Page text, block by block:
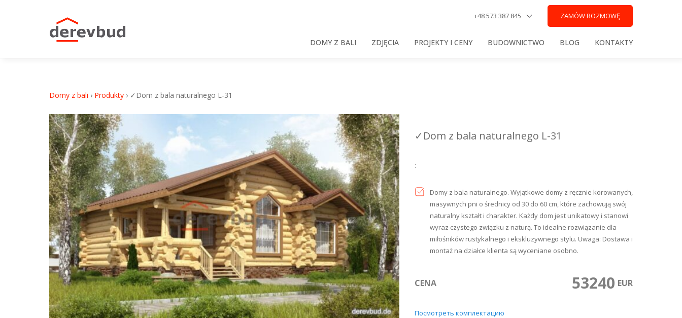
+48 573 387 845 ZAMÓW ROZMOWĘ
DOMY Z BALI ZDJĘCIA PROJEKTY I CENY BUDOWNICTWO BLOG KONTAKTY
Domy z bali › Produkty › ✓Dom z bala naturalnego L-31
✓Dom z bala naturalnego L-31
:
Domy z bala naturalnego. Wyjątkowe domy z ręcznie korowanych,
masywnych pni o średnicy od 30 do 60 cm, które zachowują swój
naturalny kształt i charakter. Każdy dom jest unikatowy i stanowi
wyraz czystego związku z naturą. To idealne rozwiązanie dla
miłośników rustykalnego i ekskluzywnego stylu. Uwaga: Dostawa i
montaż na działce klienta są wyceniane osobno.
CENA 53240 EUR
Посмотреть комплектацию